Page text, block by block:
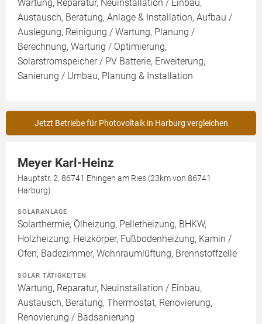
Wartung, Reparatur, Neuinstallation / Einbau,
Austausch, Beratung, Anlage & Installation, Aufbau /
Auslegung, Reinigung / Wartung, Planung /
Berechnung, Wartung / Optimierung,
Solarstromspeicher / PV Batterie, Erweiterung,
Sanierung / Umbau, Planung & Installation
Jetzt Betriebe für Photovoltaik in Harburg vergleichen
Meyer Karl-Heinz
Hauptstr. 2, 86741 Ehingen am Ries (23km von 86741
Harburg)
SOLARANLAGE
Solarthermie, Ölheizung, Pelletheizung, BHKW,
Holzheizung, Heizkörper, Fußbodenheizung, Kamin /
Ofen, Badezimmer, Wohnraumlüftung, Brennstoffzelle
SOLAR TÄTIGKEITEN
Wartung, Reparatur, Neuinstallation / Einbau,
Austausch, Beratung, Thermostat, Renovierung,
Renovierung / Badsanierung